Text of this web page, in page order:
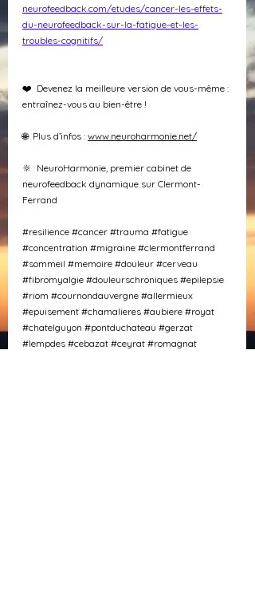
neurofeedback.com/etudes/cancer-les-effets-
du-neurofeedback-sur-la-fatigue-et-les-
troubles-cognitifs/
❤️  Devenez la meilleure version de vous-même :
entraînez-vous au bien-être !
🌐  Plus d’infos : www.neuroharmonie.net/
🔆  NeuroHarmonie, premier cabinet de
neurofeedback dynamique sur Clermont-
Ferrand
#resilience #cancer #trauma #fatigue
#concentration #migraine #clermontferrand
#sommeil #memoire #douleur #cerveau
#fibromyalgie #douleurschroniques #epilepsie
#riom #cournondauvergne #allermieux
#epuisement #chamalieres #aubiere #royat
#chatelguyon #pontduchateau #gerzat
#lempdes #cebazat #ceyrat #romagnat